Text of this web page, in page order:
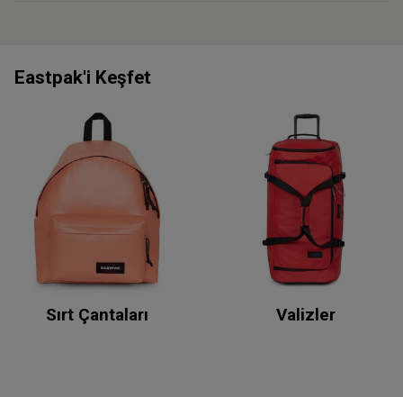
Eastpak'i Keşfet
Sırt Çantaları Valizler